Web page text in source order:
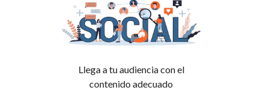
Llega a tu audiencia con el
contenido adecuado